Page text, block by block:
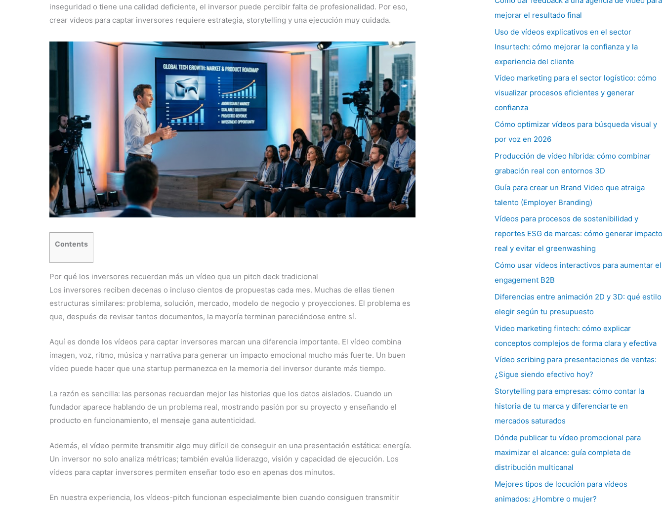
inseguridad o tiene una calidad deficiente, el inversor puede percibir falta de profesionalidad. Por eso,
crear vídeos para captar inversores requiere estrategia, storytelling y una ejecución muy cuidada.
Contents
Por qué los inversores recuerdan más un vídeo que un pitch deck tradicional
Los inversores reciben decenas o incluso cientos de propuestas cada mes. Muchas de ellas tienen
estructuras similares: problema, solución, mercado, modelo de negocio y proyecciones. El problema es
que, después de revisar tantos documentos, la mayoría terminan pareciéndose entre sí.
Aquí es donde los vídeos para captar inversores marcan una diferencia importante. El vídeo combina
imagen, voz, ritmo, música y narrativa para generar un impacto emocional mucho más fuerte. Un buen
vídeo puede hacer que una startup permanezca en la memoria del inversor durante más tiempo.
La razón es sencilla: las personas recuerdan mejor las historias que los datos aislados. Cuando un
fundador aparece hablando de un problema real, mostrando pasión por su proyecto y enseñando el
producto en funcionamiento, el mensaje gana autenticidad.
Además, el vídeo permite transmitir algo muy difícil de conseguir en una presentación estática: energía.
Un inversor no solo analiza métricas; también evalúa liderazgo, visión y capacidad de ejecución. Los
vídeos para captar inversores permiten enseñar todo eso en apenas dos minutos.
En nuestra experiencia, los vídeos-pitch funcionan especialmente bien cuando consiguen transmitir
mejorar el resultado final
Uso de vídeos explicativos en el sector
Insurtech: cómo mejorar la confianza y la
experiencia del cliente
Vídeo marketing para el sector logístico: cómo
visualizar procesos eficientes y generar
confianza
Cómo optimizar vídeos para búsqueda visual y
por voz en 2026
Producción de vídeo híbrida: cómo combinar
grabación real con entornos 3D
Guía para crear un Brand Video que atraiga
talento (Employer Branding)
Vídeos para procesos de sostenibilidad y
reportes ESG de marcas: cómo generar impacto
real y evitar el greenwashing
Cómo usar vídeos interactivos para aumentar el
engagement B2B
Diferencias entre animación 2D y 3D: qué estilo
elegir según tu presupuesto
Video marketing fintech: cómo explicar
conceptos complejos de forma clara y efectiva
Vídeo scribing para presentaciones de ventas:
¿Sigue siendo efectivo hoy?
Storytelling para empresas: cómo contar la
historia de tu marca y diferenciarte en
mercados saturados
Dónde publicar tu vídeo promocional para
maximizar el alcance: guía completa de
distribución multicanal
Mejores tipos de locución para vídeos
animados: ¿Hombre o mujer?